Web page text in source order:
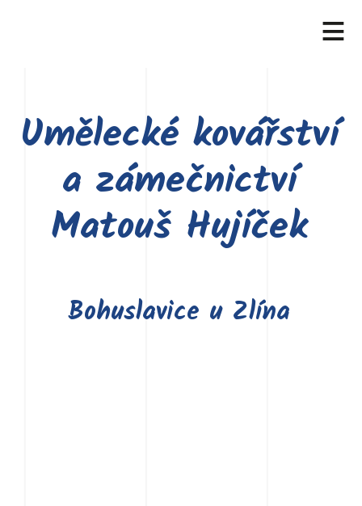
≡
Umělecké kovářství
a zámečnictví
Matouš Hujíček
Bohuslavice u Zlína